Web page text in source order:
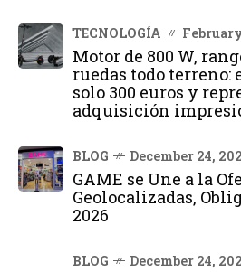
TECNOLOGÍA
Motor de 800 W,
ruedas todo terreno:
solo 300 euros y
adquisición
BLOG December 24,
GAME se Une a la
Geolocalizadas,
2026
BLOG December 24,